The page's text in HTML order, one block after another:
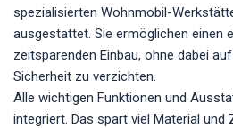
spezialisierten Wohnmobil-
ausgestattet. Sie ermöglichen einen
zeitsparenden Einbau, ohne dabei
Sicherheit zu verzichten.
Alle wichtigen Funktionen und
integriert. Das spart viel Material und